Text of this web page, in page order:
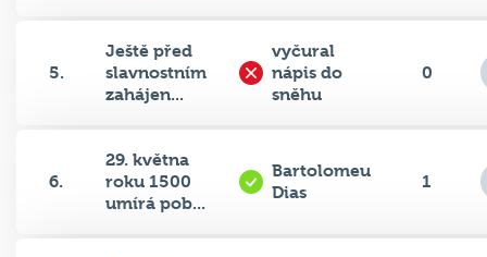
5.
Ještě před
slavnostním
zahájen...
vyčural
nápis do
sněhu
0
6.
29. května
roku 1500
umírá pob...
Bartolomeu
Dias
1